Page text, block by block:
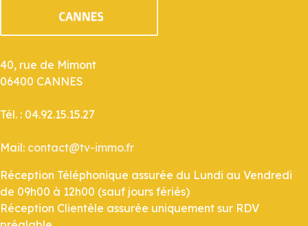
40, rue de Mimont
06400 CANNES
Tél. : 04.92.15.15.27
Mail: contact@tv-immo.fr
Réception Téléphonique assurée du Lundi au Vendredi
de 09h00 à 12h00 (sauf jours fériés)
Réception Clientèle assurée uniquement sur RDV